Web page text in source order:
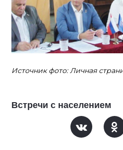
Источник фото: Личная
Встречи с населением